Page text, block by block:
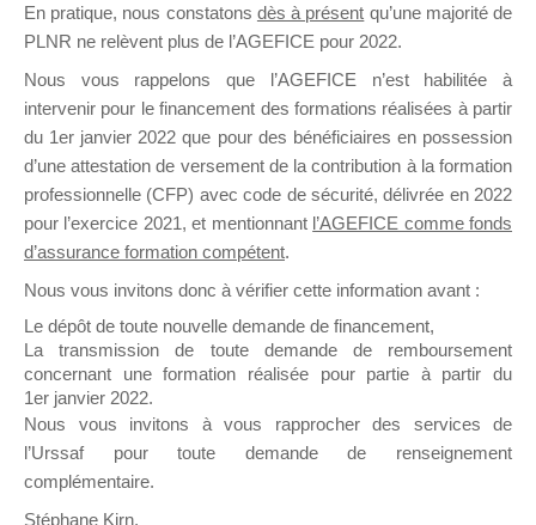
il y a un mois
Ce groupe est destiné aux Organismes de
Formation qui souhaitent répondre à l’Appel à
Propositions Mallette du Dirigeant.
Ce groupe propose un forum dédié au support
sur lequel il est possible de laisser un message
ou poser une question.
NB : Il est nécessaire d’être
pouvoir rejoindre ce groupe
En pratique, nous constatons dès à présent qu’une majorité de
PLNR ne relèvent plus de l’AGEFICE pour 2022.
Nous vous rappelons que l’AGEFICE n’est habilitée à
intervenir pour le financement des formations réalisées à partir
du 1er janvier 2022 que pour des bénéficiaires en possession
d’une attestation de versement de la contribution à la formation
professionnelle (CFP) avec code de sécurité, délivrée en 2022
pour l’exercice 2021, et mentionnant l’AGEFICE comme fonds
d’assurance formation compétent.
Nous vous invitons donc à vérifier cette information avant :
Le dépôt de toute nouvelle demande de financement,
La transmission de toute demande de remboursement
concernant une formation réalisée pour partie à partir du
1er janvier 2022.
Nous vous invitons à vous rapprocher des services de
l’Urssaf pour toute demande de renseignement
complémentaire.
Stéphane Kirn,